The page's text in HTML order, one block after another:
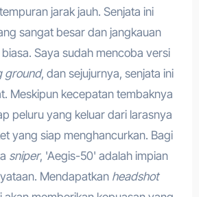
jarak jauh. Senjata ini
sangat besar dan jangkauan
Saya sudah mencoba versi
ground, dan sejujurnya, senjata ini
Meskipun kecepatan tembaknya
peluru yang keluar dari larasnya
yang siap menghancurkan. Bagi
sniper, 'Aegis-50' adalah impian
Mendapatkan headshot